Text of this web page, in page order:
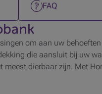
6 op 6
FAQ
om aan uw
die aansluit bij uw
dierbaar zijn. Met